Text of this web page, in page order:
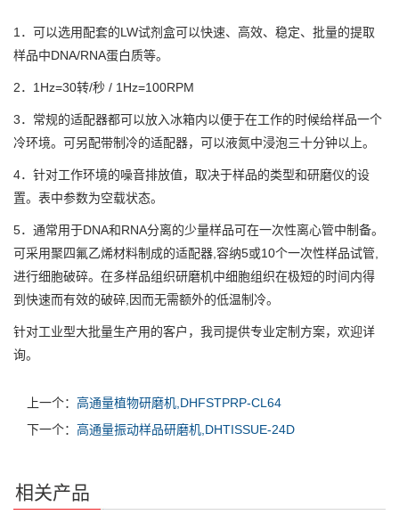
1．可以选用配套的LW试剂盒可以快速、高效、稳定、批量的提取
样品中DNA/RNA蛋白质等。
2．1Hz=30转/秒 / 1Hz=100RPM
3．常规的适配器都可以放入冰箱内以便于在工作的时候给样品一个
冷环境。可另配带制冷的适配器，可以液氮中浸泡三十分钟以上。
4．针对工作环境的噪音排放值，取决于样品的类型和研磨仪的设
置。表中参数为空载状态。
5．通常用于DNA和RNA分离的少量样品可在一次性离心管中制备。
可采用聚四氟乙烯材料制成的适配器,容纳5或10个一次性样品试管,
进行细胞破碎。在多样品组织研磨机中细胞组织在极短的时间内得
到快速而有效的破碎,因而无需额外的低温制冷。
针对工业型大批量生产用的客户，我司提供专业定制方案，欢迎详
询。
上一个： 高通量植物研磨机,DHFSTPRP-CL64
下一个： 高通量振动样品研磨机,DHTISSUE-24D
相关产品